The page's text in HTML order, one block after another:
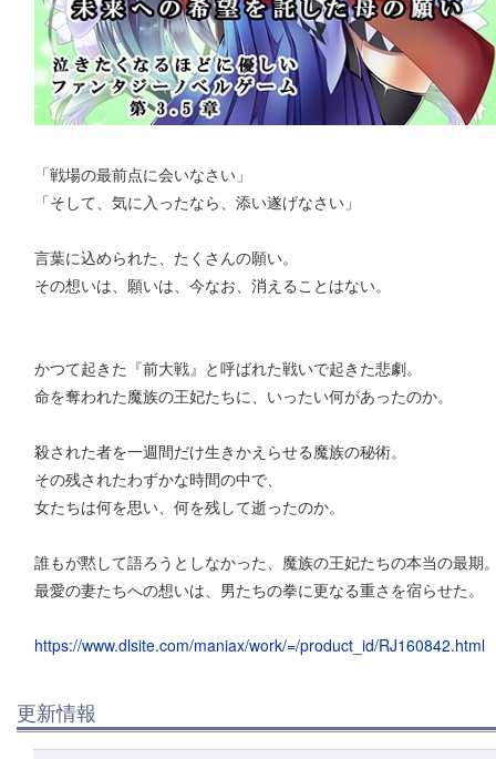
「戦場の最前点に会いなさい」
「そして、気に入ったなら、添い遂げなさい」
言葉に込められた、たくさんの願い。
その想いは、願いは、今なお、消えることはない。
かつて起きた『前大戦』と呼ばれた戦いで起きた悲劇。
命を奪われた魔族の王妃たちに、いったい何があったのか。
殺された者を一週間だけ生きかえらせる魔族の秘術。
その残されたわずかな時間の中で、
女たちは何を思い、何を残して逝ったのか。
誰もが黙して語ろうとしなかった、魔族の王妃たちの本当の最期
最愛の妻たちへの想いは、男たちの拳に更なる重さを宿らせた。
https://www.dlsite.com/maniax/work/=/product_id/RJ160842.html
更新情報